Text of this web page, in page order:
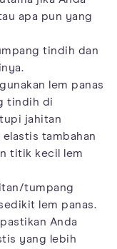
apa pun yang
tindih dan
lem panas
tindih di
jahitan
tambahan
titik kecil lem
tumpang
lem panas.
Anda
yang lebih